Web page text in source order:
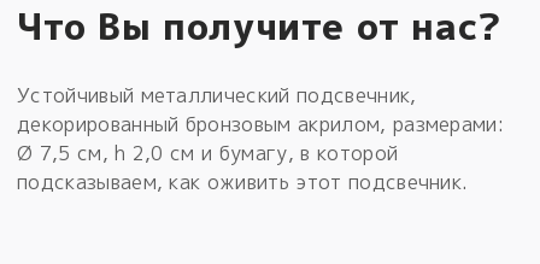
Что Вы получите от нас?
Устойчивый металлический подсвечник,
декорированный бронзовым акрилом, размерами:
Ø 7,5 см, h 2,0 см и бумагу, в которой
подсказываем, как оживить этот подсвечник.